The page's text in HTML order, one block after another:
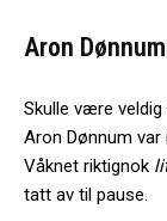
Aron
Skulle være
Aron Dønnum var
Våknet riktignok
tatt av til pause.